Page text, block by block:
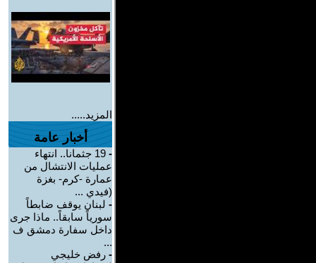
المزيد.....
أخبار عامة
-
19 جثمانا.. انتهاء
عمليات الانتشال من
عمارة -كرم- بغزة
(فيدي ...
- لبنان يوقف ضابطاً
سورياً سابقاً.. ماذا جرى
داخل سفارة دمشق ف
...
- رفض خليجي